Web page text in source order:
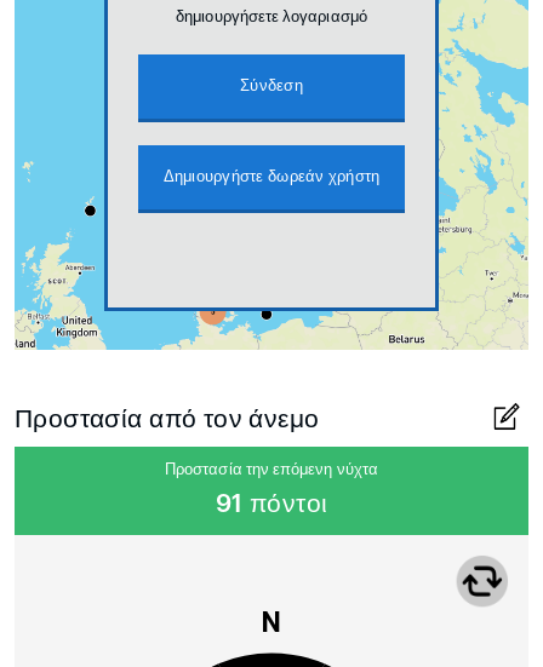
δημιουργήσετε λογαριασμό
Σύνδεση
Δημιουργήστε δωρεάν χρήστη
Προστασία από τον άνεμο
Προστασία την επόμενη νύχτα
91 πόντοι
N